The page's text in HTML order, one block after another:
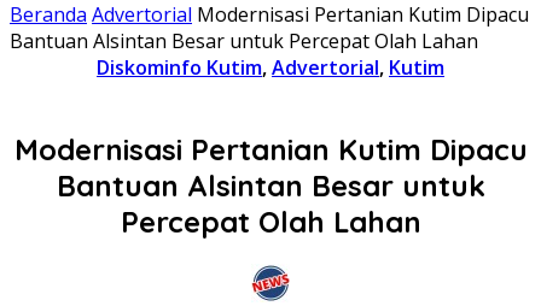
Beranda Advertorial Modernisasi Pertanian Kutim Dipacu
Bantuan Alsintan Besar untuk Percepat Olah Lahan
Diskominfo Kutim,Advertorial, Kutim
Modernisasi Pertanian Kutim Dipacu
Bantuan Alsintan Besar untuk
Percepat Olah Lahan